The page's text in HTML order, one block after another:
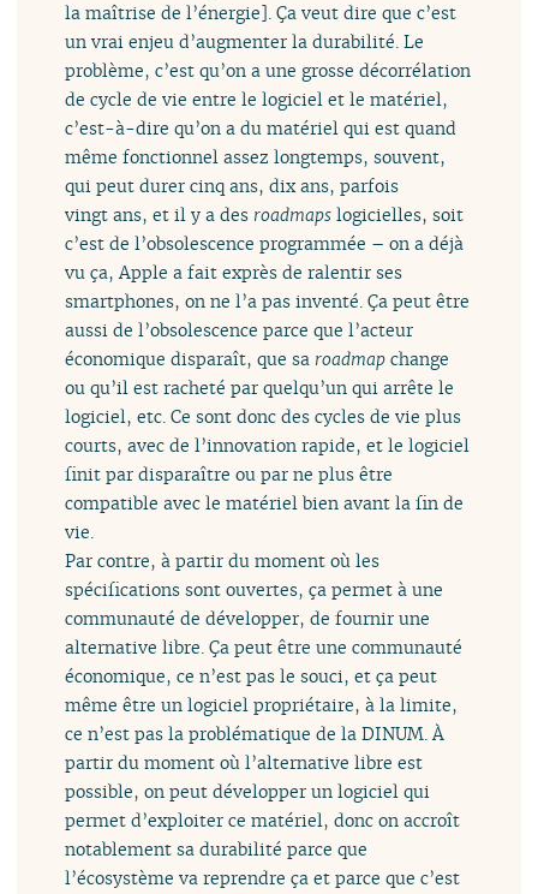
la maîtrise de l’énergie]. Ça veut dire que c’est
un vrai enjeu d’augmenter la durabilité. Le
problème, c’est qu’on a une grosse décorrélation
de cycle de vie entre le logiciel et le matériel,
c’est-à-dire qu’on a du matériel qui est quand
même fonctionnel assez longtemps, souvent,
qui peut durer cinq ans, dix ans, parfois
vingt ans, et il y a des roadmaps logicielles, soit
c’est de l’obsolescence programmée – on a déjà
vu ça, Apple a fait exprès de ralentir ses
smartphones, on ne l’a pas inventé. Ça peut être
aussi de l’obsolescence parce que l’acteur
économique disparaît, que sa roadmap change
ou qu’il est racheté par quelqu’un qui arrête le
logiciel, etc. Ce sont donc des cycles de vie plus
courts, avec de l’innovation rapide, et le logiciel
finit par disparaître ou par ne plus être
compatible avec le matériel bien avant la fin de
vie.
Par contre, à partir du moment où les
spécifications sont ouvertes, ça permet à une
communauté de développer, de fournir une
alternative libre. Ça peut être une communauté
économique, ce n’est pas le souci, et ça peut
même être un logiciel propriétaire, à la limite,
ce n’est pas la problématique de la DINUM. À
partir du moment où l’alternative libre est
possible, on peut développer un logiciel qui
permet d’exploiter ce matériel, donc on accroît
notablement sa durabilité parce que
l’écosystème va reprendre ça et parce que c’est